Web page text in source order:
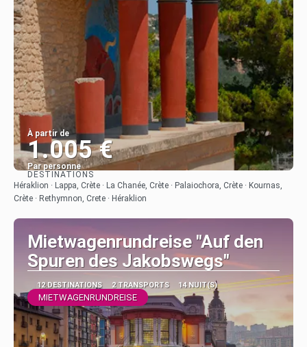
À partir de
1.005 €
Par personne
Afficher
DESTINATIONS
Héraklion · Lappa, Crète · La Chanée, Crète · Palaiochora, Crète · Kournas,
Crète · Rethymnon, Crete · Héraklion
Mietwagenrundreise "Auf den
Spuren des Jakobswegs"
12 DESTINATIONS 2 TRANSPORTS 14 NUIT(S)
MIETWAGENRUNDREISE